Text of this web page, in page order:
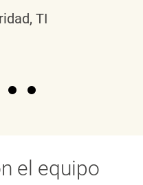
TI
el equipo